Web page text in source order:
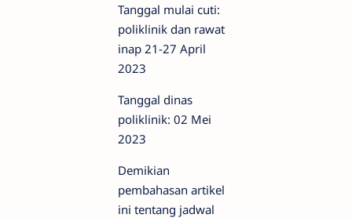
Tanggal mulai cuti:
poliklinik dan rawat
inap 21-27 April
2023
Tanggal dinas
poliklinik: 02 Mei
2023
Demikian
pembahasan artikel
ini tentang jadwal